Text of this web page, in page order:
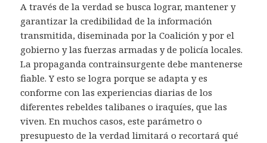
A través de la verdad se busca lograr, mantener y
garantizar la credibilidad de la información
transmitida, diseminada por la Coalición y por el
gobierno y las fuerzas armadas y de policía locales.
La propaganda contrainsurgente debe mantenerse
fiable. Y esto se logra porque se adapta y es
conforme con las experiencias diarias de los
diferentes rebeldes talibanes o iraquíes, que las
viven. En muchos casos, este parámetro o
presupuesto de la verdad limitará o recortará qué